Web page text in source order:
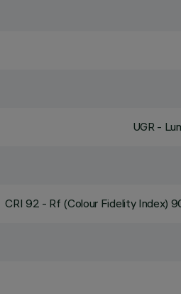
UGR -
CRI 92 - Rf (Colour Fidelity Index)